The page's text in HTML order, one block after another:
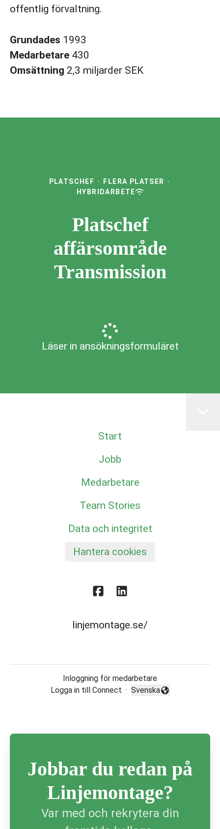
offentlig förvaltning.
Grundades 1993
Medarbetare 430
Omsättning 2,3 miljarder SEK
PLATSCHEF · FLERA PLATSER
·
HYBRIDARBETE
Platschef
affärsområde
Transmission
Läser in ansökningsformuläret
Start
Jobb
Medarbetare
Team Stories
Data och integritet
Hantera cookies
linjemontage.se/
Inloggning för medarbetare
Logga in till Connect ·
Byt språk
Svenska
Jobbar du redan på
Linjemontage?
Var med och rekrytera din